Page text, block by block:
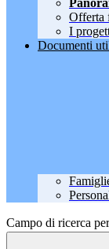
Offerta
I
Documenti
Campo di ricerca